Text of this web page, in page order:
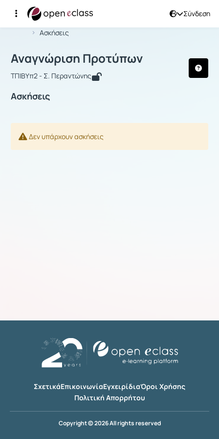
Σύνδεση
Αρχική Σελίδα
Ασκήσεις
Μάθημα : Αναγνώριση Προτύπων
Αναγνώριση Προτύπων
ΤΠΙΒΥπ2 - Σ. Περαντώνης
Ασκήσεις
Δεν υπάρχουν ασκήσεις
ΣχετικάΕπικοινωνίαΕγχειρίδιαΌροι Χρήσης
Πολιτική Απορρήτου
Copyright © 2026 All rights reserved